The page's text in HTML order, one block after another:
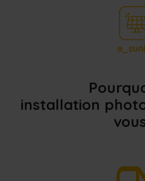
installation